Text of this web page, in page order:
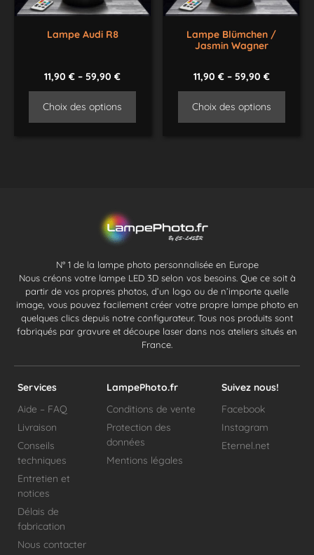
Lampe Audi R8
11,90€ –59,90€
Choix des options
Lampe Blümchen /
Jasmin Wagner
11,90 €– 59,90 €
Choix des options
N° 1 de la lampe photo personnalisée en Europe
Nous créons votre lampe LED 3D selon vos besoins. Que ce soit à
partir de vos propres photos, d’un logo ou de n’importe quelle
image, vous pouvez facilement créer votre propre lampe photo en
quelques clics depuis notre configurateur. Tous nos produits sont
fabriqués par gravure et découpe laser dans nos ateliers situés en
France.
Services
Aide – FAQ
Livraison
Conseils
techniques
Entretien et
notices
Délais de
fabrication
Nous contacter
LampePhoto.fr
Conditions de vente
Protection des
données
Mentions légales
Suivez nous!
Facebook
Instagram
Eternel.net